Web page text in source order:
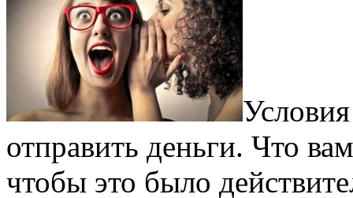
отправить деньги. Что
чтобы это было